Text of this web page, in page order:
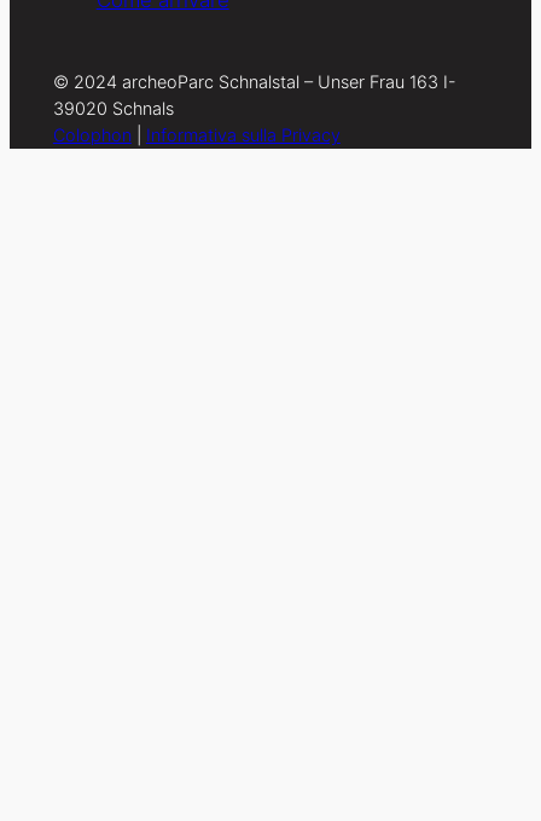
© 2024 archeoParc Schnalstal – Unser Frau 163 I-
39020 Schnals
Colophon| Informativa sulla Privacy